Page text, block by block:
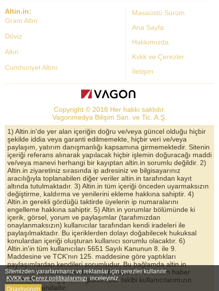
Masaüstü Sürüm
Ana Sayfa
Hakkımızda
Kvkk ve Çerezler
İletişim
Altin.in:
Gram Altın
Döviz
Altın
Cumhuriyet Altını
Dolar Kuru
Altın Yorumları
Döviz Kurları
Çeyrek Altın
Bitcoin
Euro/Dolar Parite
Sterlin
Döviz Arşivi
Copyright © 2018 Her hakkı saklıdır.
Vagonmedya Bilişim San. ve Tic. A.Ş.
1) Altin.in'de yer alan içeriğin doğru ve/veya güncel olduğu hiçbir
şekilde iddia veya garanti edilmemekte, hiçbir veri ve/veya
paylaşım, yatırım danışmanlığı kapsamına girmemektedir. Sitenin
içeriği referans alınarak yapılacak hiçbir işlemin doğuracağı maddi
ve/veya manevi herhangi bir kayıptan altin.in sorumlu değildir. 2)
Altin.in ziyaretiniz sırasında ip adresiniz ve bilgisayarınız
aracılığıyla toplanabilen diğer veriler altin.in tarafından kayıt
altında tutulmaktadır. 3) Altin.in tüm içeriği önceden uyarmaksızın
değiştirme, kaldırma ve yenilerini ekleme hakkına sahiptir. 4)
Altin.in gerekli gördüğü taktirde üyelerin ip numaralarını
engelleme hakkına sahiptir. 5) Altin.in yorumlar bölümünde ki
içerik, görsel, yorum ve paylaşımlar (tarafımızdan
onaylanmaksızın) kullanıcılar tarafından kendi iradeleri ile
paylaşılmaktadır. Bu içeriklerden dolayı doğabilecek hukuksal
konulardan içeriği oluşturan kullanıcı sorumlu olacaktır. 6)
Altin.in'in tüm kullanıcıları 5651 Sayılı Kanunun 8. ile 9.
Maddesine ve TCK'nın 125. maddesine göre yaptıkları
paylaşımlardan kendileri sorumludur. Bu bağlamda altin.in
hukuksal haklarını saklı tutar. 7) Bu uyarılar önceden haber
verilmeksizin değişkenlik gösterebilir takibi kullanıcılarımızın
sorumluluğundadır.
Sitemizden yararlanmanız ve reklamlar için çerezler kullanılır.
KVKK ve Çerez politikalarımızı inceleyiniz.
Onaylıyorum